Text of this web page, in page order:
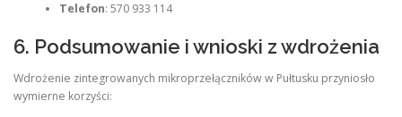
Telefon: 570 933 114
6. Podsumowanie i wnioski z wdrożenia
Wdrożenie zintegrowanych mikroprzełączników w Pułtusku przyniosło
wymierne korzyści: